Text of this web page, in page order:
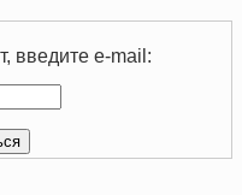
введите e-mail: